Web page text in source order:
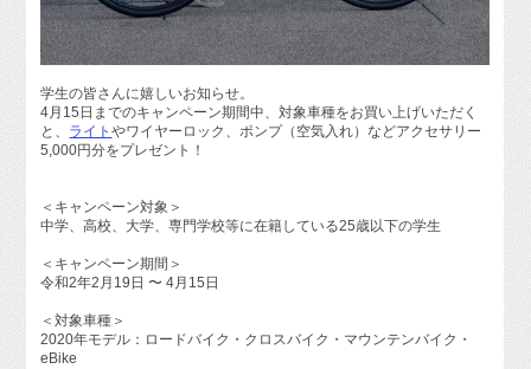
学生の皆さんに嬉しいお知らせ。
4月15日までのキャンペーン期間中、対象車種をお買い上げいただく
と、 ライトやワイヤーロック、ポンプ（空気入れ）などアクセサリー
5,000円分をプレゼント！
＜キャンペーン対象＞
中学、高校、大学、専門学校等に在籍している25歳以下の学生
＜キャンペーン期間＞
令和2年2月19日 〜 4月15日
＜対象車種＞
2020年モデル：ロードバイク・クロスバイク・マウンテンバイク・
eBike